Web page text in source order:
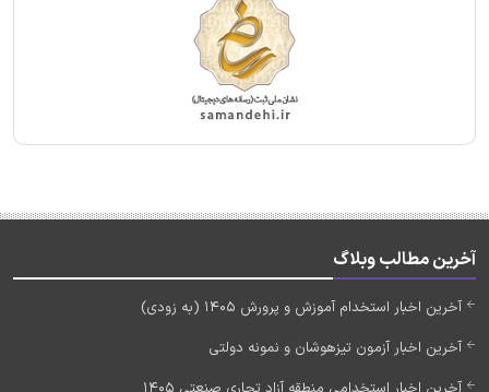
آخرین مطالب وبلاگ
آخرین اخبار استخدام آموزش و پرورش 1405 (به زودی)
آخرین اخبار آزمون تیزهوشان و نمونه دولتی